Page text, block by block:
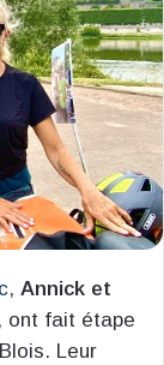
, Annick et
fait étape
Leur